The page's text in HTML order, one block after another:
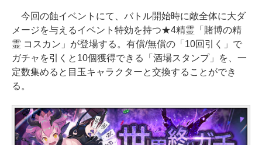
今回の蝕イベントにて、バトル開始時に敵全体に大ダ
メージを与えるイベント特効を持つ★4精霊「賭博の精
霊 コスカン」が登場する。有償/無償の「10回引く」で
ガチャを引くと10個獲得できる「酒場スタンプ」を、一
定数集めると目玉キャラクターと交換することができ
る。